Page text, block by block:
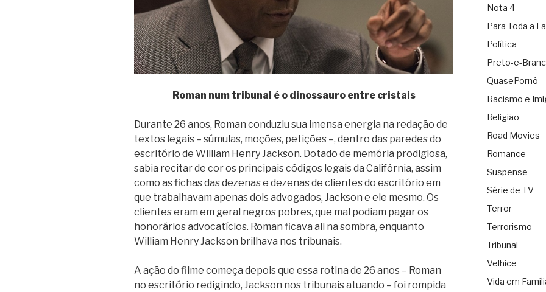
Roman num tribunal é o dinossauro entre cristais
Durante 26 anos, Roman conduziu sua imensa energia na redação de
textos legais – súmulas, moções, petições –, dentro das paredes do
escritório de William Henry Jackson. Dotado de memória prodigiosa,
sabia recitar de cor os principais códigos legais da Califórnia, assim
como as fichas das dezenas e dezenas de clientes do escritório em
que trabalhavam apenas dois advogados, Jackson e ele mesmo. Os
clientes eram em geral negros pobres, que mal podiam pagar os
honorários advocatícios. Roman ficava ali na sombra, enquanto
William Henry Jackson brilhava nos tribunais.
A ação do filme começa depois que essa rotina de 26 anos – Roman
no escritório redigindo, Jackson nos tribunais atuando – foi rompida
Nota 4
Para Toda a
Política
Preto-e-
QuasePornô
Racismo e
Religião
Road Movies
Romance
Suspense
Série de TV
Terror
Terrorismo
Tribunal
Velhice
Vida em